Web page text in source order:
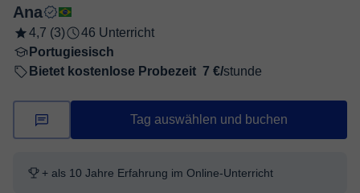
Ana
4,7 (3)
46 Unterricht
Portugiesisch
Bietet kostenlose Probezeit 7 €/stunde
Tag auswählen und buchen
+ als 10 Jahre Erfahrung im Online-Unterricht